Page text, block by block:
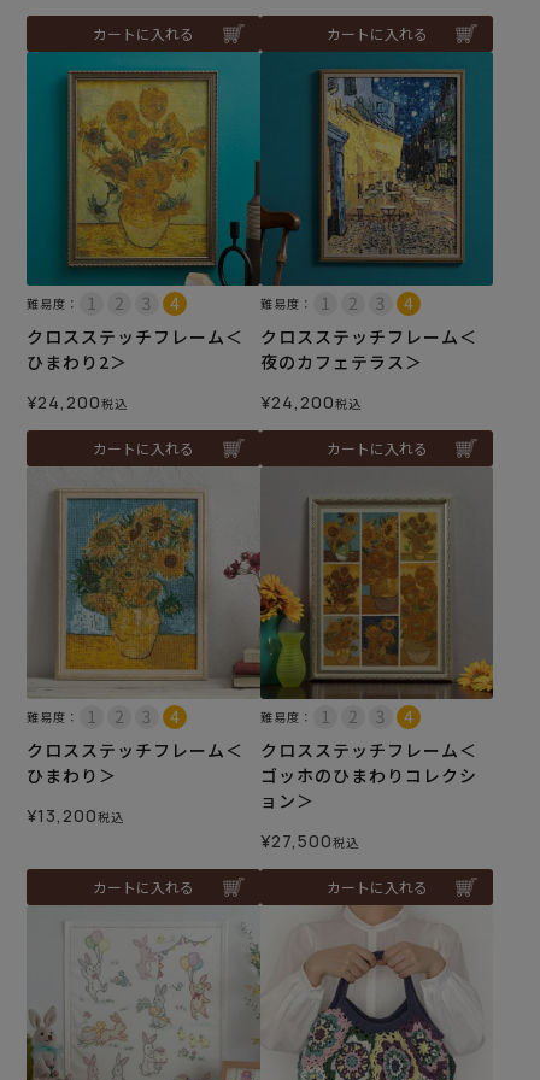
カートに入れる カートに入れる
難易度：
クロスステッチフレーム＜
ひまわり2＞
¥24,200税込
カートに入れる
難易度：
クロスステッチフレーム＜
夜のカフェテラス＞
¥24,200税込
カートに入れる
難易度：
クロスステッチフレーム＜
ひまわり＞
¥13,200税込
カートに入れる
難易度：
クロスステッチフレーム＜
ゴッホのひまわりコレクシ
ョン＞
¥27,500税込
カートに入れる